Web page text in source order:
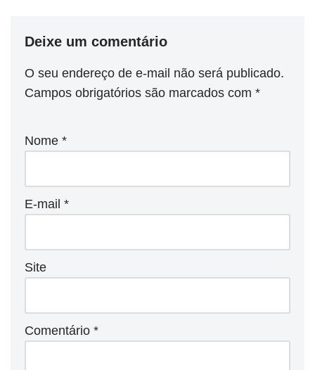
Deixe um comentário
O seu endereço de e-mail não será publicado.
Campos obrigatórios são marcados com *
Nome *
E-mail *
Site
Comentário *